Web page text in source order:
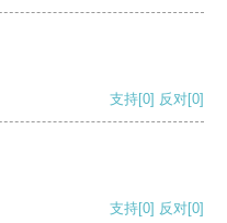
支持[0] 反对[0]
支持[0] 反对[0]